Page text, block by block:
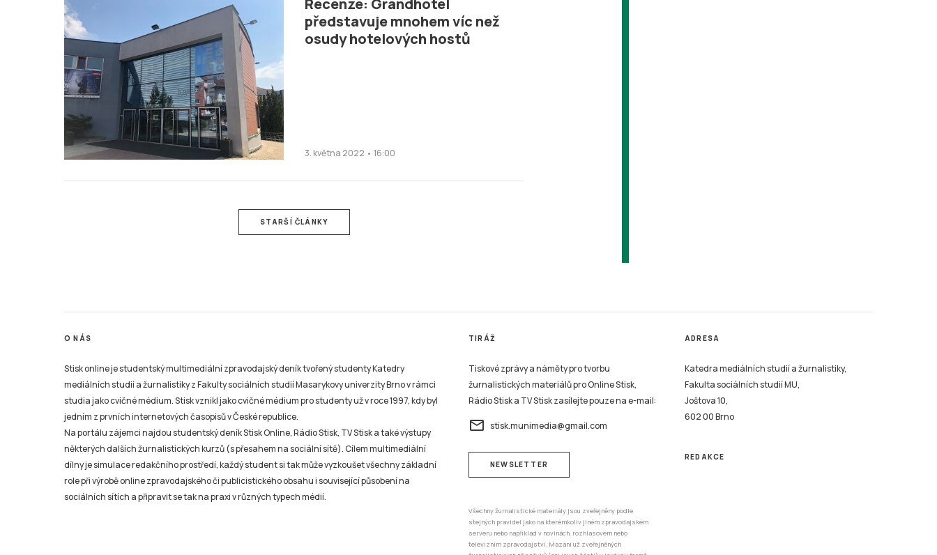
představuje mnohem víc než
osudy hotelových hostů
3. května 2022 • 16:00
STARŠÍ ČLÁNKY
O NÁS
Stisk online je studentský multimediální zpravodajský deník tvořený studenty Katedry
mediálních studií a žurnalistiky z Fakulty sociálních studií Masarykovy univerzity Brno v rámci
studia jako cvičné médium. Stisk vznikl jako cvičné médium pro studenty už v roce 1997, kdy byl
jedním z prvních internetových časopisů v České republice.
Na portálu zájemci najdou studentský deník Stisk Online, Rádio Stisk, TV Stisk a také výstupy
některých dalších žurnalistických kurzů (s přesahem na sociální sítě). Cílem multimediální
dílny je simulace redakčního prostředí, každý student si tak může vyzkoušet všechny základní
role při výrobě online zpravodajského či publicistického obsahu i související působení na
sociálních sítích a připravit se tak na praxi v různých typech médií.
TIRÁŽ
Tiskové zprávy a náměty pro tvorbu
žurnalistických materiálů pro Online Stisk,
Rádio Stisk a TV Stisk zasílejte pouze na e-mail:
email stisk.munimedia@gmail.com
NEWSLETTER
Všechny žurnalistické materiály jsou zveřejněny podle
stejných pravidel jako na kterémkoliv jiném zpravodajském
serveru nebo například v novinách, rozhlasovém nebo
televizním zpravodajství. Mazání už zveřejněných
ADRESA
Katedra mediálních studií a žurnalistiky,
Fakulta sociálních studií MU,
Joštova 10,
602 00 Brno
REDAKCE